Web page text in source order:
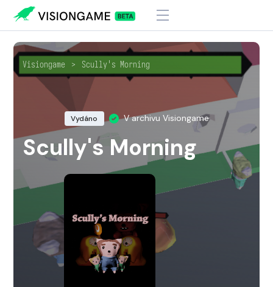
Visiongame > Scully's Morning
Vydáno V archivu Visiongame
Scully's Morning